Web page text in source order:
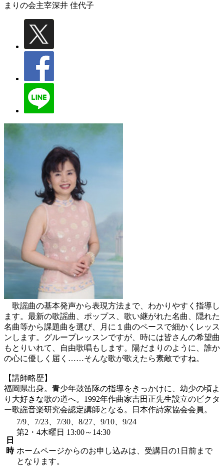
まりの会主宰深井 佳代子
歌謡曲の基本発声から表現方法まで、わかりやすく指導し
ます。最新の歌謡曲、ポップス、歌い継がれた名曲、隠れた
名曲等から課題曲を選び、月に１曲のペースで細かくレッス
ンします。グループレッスンですが、時には皆さんの希望曲
もとりいれて、自由歌唱もします。陽だまりのように、誰か
の心に優しく届く……そんな歌が歌えたら素敵ですね。
【講師略歴】
福岡県出身。青少年鼓笛隊の指導をきっかけに、幼少の頃よ
り大好きな歌の道へ。1992年作曲家吉田正先生設立のビクタ
ー歌謡音楽研究会認定講師となる。日本作詩家協会会員。
日
時
7/9、7/23、7/30、8/27、9/10、9/24
第2・4木曜日 13:00～14:30
ホームページからのお申し込みは、受講日の1日前まで
となります。